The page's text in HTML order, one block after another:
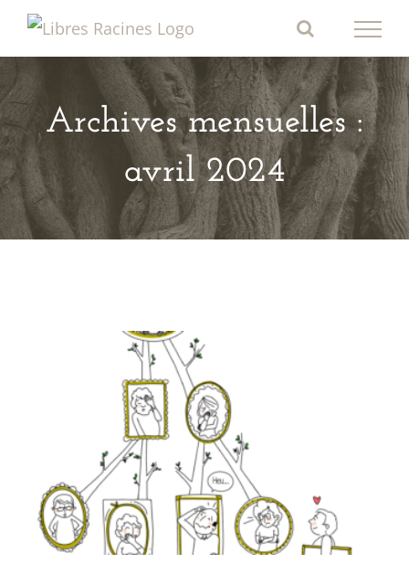
Passer
contenu
Archives mensuelles :
avril 2024